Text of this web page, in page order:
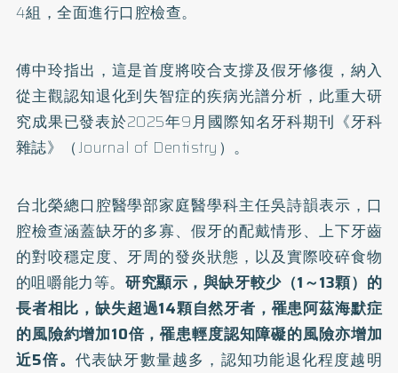
4組，全面進行口腔檢查。
傅中玲指出，這是首度將咬合支撐及假牙修復，納入
從主觀認知退化到失智症的疾病光譜分析，此重大研
究成果已發表於2025年9月國際知名牙科期刊《牙科
雜誌》（Journal of Dentistry）。
台北榮總口腔醫學部家庭醫學科主任吳詩韻表示，口
腔檢查涵蓋缺牙的多寡、假牙的配戴情形、上下牙齒
的對咬穩定度、牙周的發炎狀態，以及實際咬碎食物
的咀嚼能力等。 研究顯示，與缺牙較少（1～13顆）的
長者相比，缺失超過14顆自然牙者，罹患阿茲海默症
的風險約增加10倍，罹患輕度認知障礙的風險亦增加
近5倍。 代表缺牙數量越多，認知功能退化程度越明